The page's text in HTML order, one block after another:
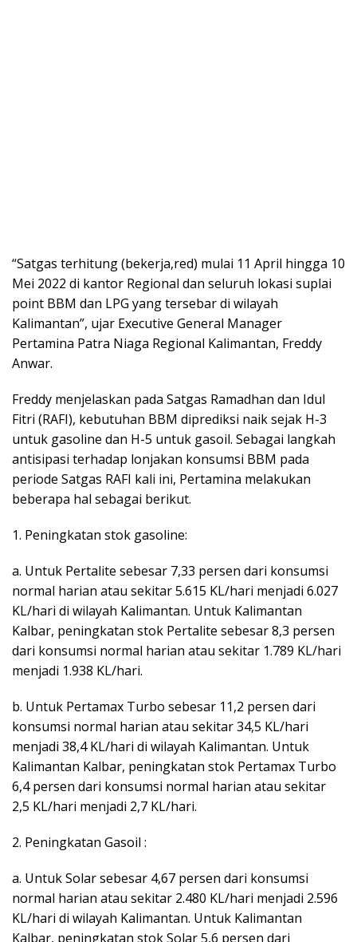
“Satgas terhitung (bekerja,red) mulai 11 April hingga 10
Mei 2022 di kantor Regional dan seluruh lokasi suplai
point BBM dan LPG yang tersebar di wilayah
Kalimantan”, ujar Executive General Manager
Pertamina Patra Niaga Regional Kalimantan, Freddy
Anwar.
Freddy menjelaskan pada Satgas Ramadhan dan Idul
Fitri (RAFI), kebutuhan BBM diprediksi naik sejak H-3
untuk gasoline dan H-5 untuk gasoil. Sebagai langkah
antisipasi terhadap lonjakan konsumsi BBM pada
periode Satgas RAFI kali ini, Pertamina melakukan
beberapa hal sebagai berikut.
1. Peningkatan stok gasoline:
a. Untuk Pertalite sebesar 7,33 persen dari konsumsi
normal harian atau sekitar 5.615 KL/hari menjadi 6.027
KL/hari di wilayah Kalimantan. Untuk Kalimantan
Kalbar, peningkatan stok Pertalite sebesar 8,3 persen
dari konsumsi normal harian atau sekitar 1.789 KL/hari
menjadi 1.938 KL/hari.
b. Untuk Pertamax Turbo sebesar 11,2 persen dari
konsumsi normal harian atau sekitar 34,5 KL/hari
menjadi 38,4 KL/hari di wilayah Kalimantan. Untuk
Kalimantan Kalbar, peningkatan stok Pertamax Turbo
6,4 persen dari konsumsi normal harian atau sekitar
2,5 KL/hari menjadi 2,7 KL/hari.
2. Peningkatan Gasoil :
a. Untuk Solar sebesar 4,67 persen dari konsumsi
normal harian atau sekitar 2.480 KL/hari menjadi 2.596
KL/hari di wilayah Kalimantan. Untuk Kalimantan
Kalbar, peningkatan stok Solar 5,6 persen dari